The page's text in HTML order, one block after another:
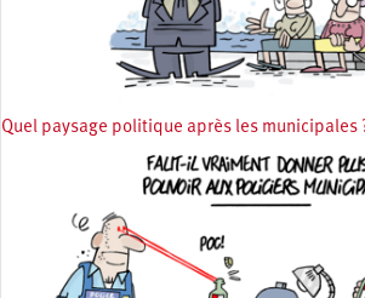
Quel paysage politique après les municipales